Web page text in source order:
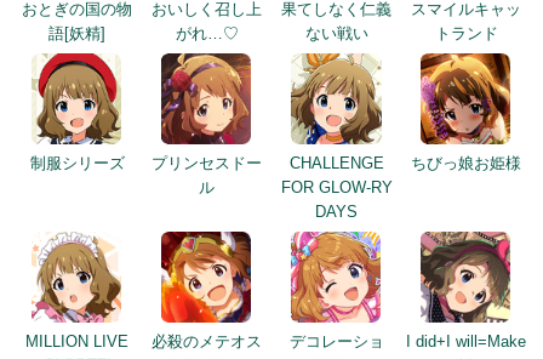
おとぎの国の物
語[妖精]
おいしく召し上
がれ…♡
果てしなく仁義
ない戦い
スマイルキャッ
トランド
制服シリーズ
プリンセスドー
ル
CHALLENGE
FOR GLOW-RY
DAYS
ちびっ娘お姫様
MILLION LIVE
必殺のメテオス
デコレーショ
I did+I will=Make